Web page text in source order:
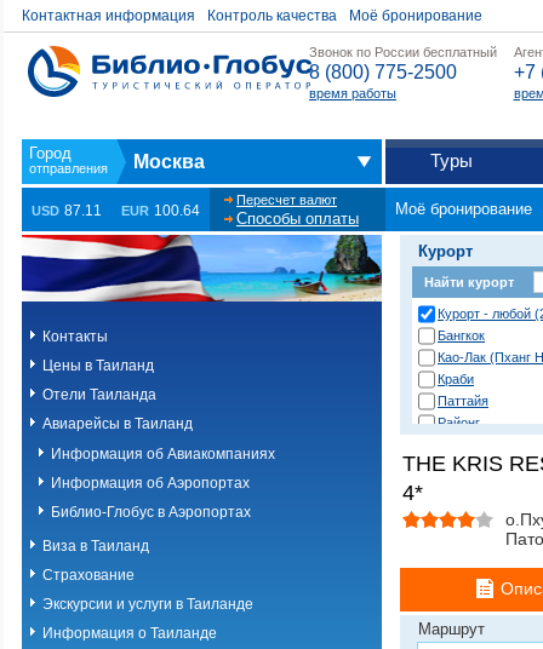
Контактная информация Контроль качества Моё бронирование
Звонок по России бесплатный
8 (800) 775-2500
время работы
+7
Москва Туры
USD 87.11 EUR 100.64
Пересчет валют
Способы оплаты
Моё бронирование
Контакты
Цены в Таиланд
Отели Таиланда
Авиарейсы в Таиланд
Информация об Авиакомпаниях
Информация об Аэропортах
Библио-Глобус в Аэропортах
Виза в Таиланд
Страхование
Экскурсии и услуги в Таиланде
Информация о Таиланде
Курорт
Найти курорт
Курорт - любой
Бангкок
Као-Лак (Пханг
Краби
Паттайя
Районг
о. Пханган
о.Пхи-Пхи
о.Пхукет.
о.Пхукет. Пляж
о.Пхукет. Пляж
о.Пхукет. Пляж
THE KRIS
4*
Маршрут